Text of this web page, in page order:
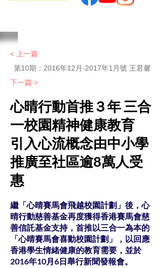
< 上一篇
第10期： 2016年12月-2017年1月號 王君馨
下一篇 >
心晴行動首推３年 三合
一校園精神健康教育
引入心流概念由中小學
推廣至社區逾8萬人受
惠
繼「心晴賽馬會飛越校園計劃」後，心
晴行動慈善基金再度獲得香港賽馬會慈
善信託基金支持，首推以三合一為本的
「心晴賽馬會喜動校園計劃」，以回應
香港學生情緒健康的教育需要，並於
2016年10月6日舉行新聞發報會。